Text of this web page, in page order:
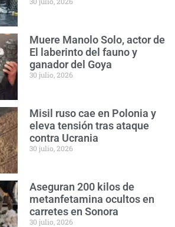
Muere Manolo Solo, actor de
El laberinto del fauno y
ganador del Goya
30 julio, 2026
Misil ruso cae en Polonia y
eleva tensión tras ataque
contra Ucrania
30 julio, 2026
Aseguran 200 kilos de
metanfetamina ocultos en
carretes en Sonora
30 julio, 2026